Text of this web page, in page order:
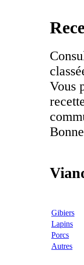
Vous
Gibiers
Lapins
Porcs
Autres